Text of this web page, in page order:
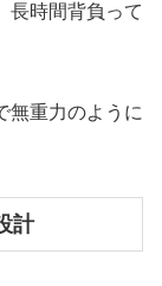
長時間背負って
無重力のように
計